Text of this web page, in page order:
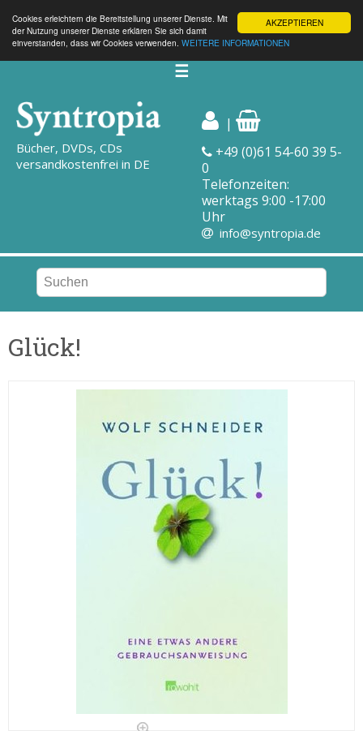
AKZEPTIEREN
Cookies erleichtern die Bereitstellung unserer Dienste. Mit
der Nutzung unserer Dienste erklären Sie sich damit
einverstanden, dass wir Cookies verwenden. WEITERE INFORMATIONEN
☰
Bücher, DVDs, CDs
versandkostenfrei in DE
|
+49 (0)61 54-60 39 5-
0
Telefonzeiten:
werktags 9:00 -17:00
Uhr
info@syntropia.de
Glück!